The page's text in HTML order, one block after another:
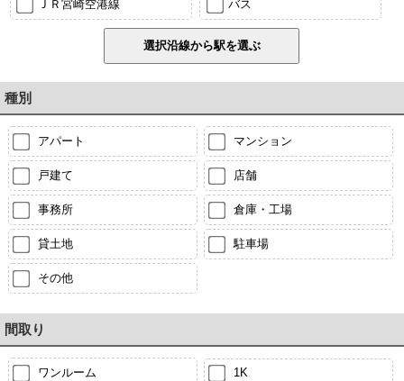
ＪＲ宮崎空港線 バス
種別
アパート マンション
戸建て 店舗
事務所 倉庫・工場
貸土地 駐車場
その他
間取り
ワンルーム 1K